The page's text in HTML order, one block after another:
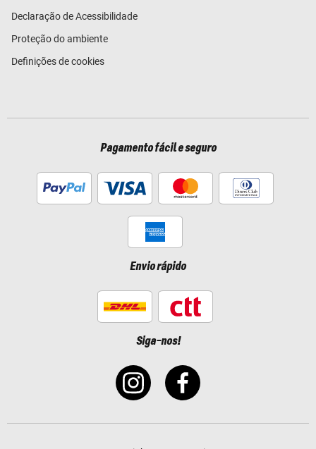
Declaração de Acessibilidade
Proteção do ambiente
Definições de cookies
Pagamento fácil e seguro
Envio rápido
Siga-nos!